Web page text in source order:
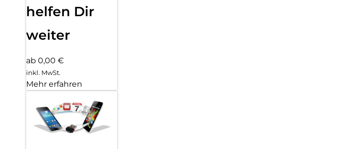
helfen Dir
weiter
ab 0,00 €
inkl. MwSt.
Mehr erfahren